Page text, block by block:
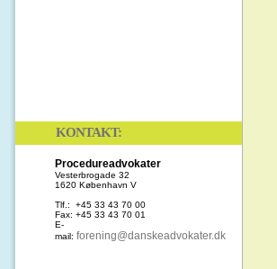
KONTAKT:
Procedureadvokater
Vesterbrogade 32
1620 København V
Tlf.: +45 33 43 70 00
Fax: +45 33 43 70 01
E-
mail: forening@danskeadvokater.dk